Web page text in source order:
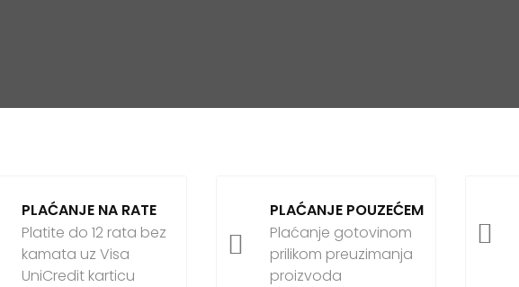
PLAĆANJE NA RATE
Platite do 12 rata bez
kamata uz Visa
UniCredit karticu

PLAĆANJE POUZEĆEM
Plaćanje gotovinom
prilikom preuzimanja
proizvoda
